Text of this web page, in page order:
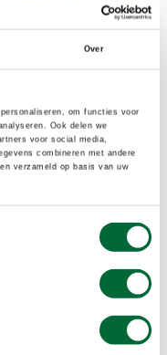
Over
om functies voor
Ook delen we
voor social media,
combineren met andere
verzameld op basis van uw
Instagram
op haar